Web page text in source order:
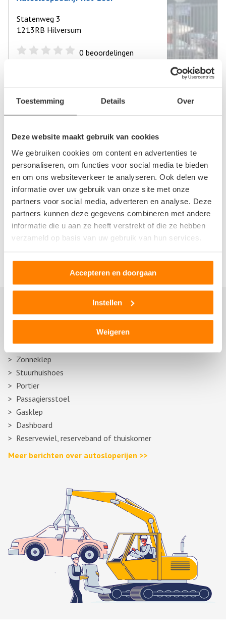
Toestemming Details Over
Deze website maakt gebruik van cookies
We gebruiken cookies om content en advertenties te
personaliseren, om functies voor social media te bieden
en om ons websiteverkeer te analyseren. Ook delen we
informatie over uw gebruik van onze site met onze
partners voor social media, adverteren en analyse. Deze
partners kunnen deze gegevens combineren met andere
informatie die u aan ze heeft verstrekt of die ze hebben
verzameld op basis van uw gebruik van hun services.
Accepteren en doorgaan
Instellen
Weigeren
Statenweg 3
1213RB Hilversum
0 beoordelingen
Autosloperij in de buurt van Almere
Almere
Biddinghuizen
Dronten
Emmeloord
Nagele
Swifterbant
Urk
Voorbumper
Zonneklep
Stuurhuishoes
Portier
Passagiersstoel
Gasklep
Dashboard
Reservewiel, reserveband of thuiskomer
Meer berichten over autosloperijen >>